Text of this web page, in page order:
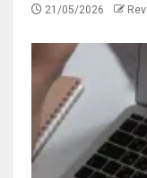
21/05/2026